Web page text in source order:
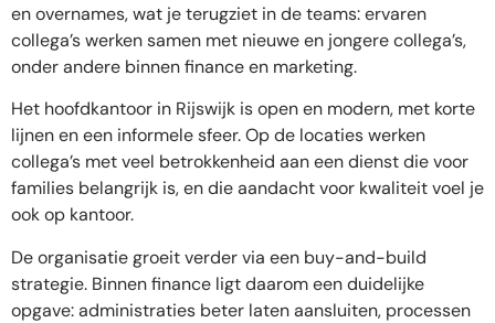
en overnames, wat je terugziet in de teams: ervaren
collega’s werken samen met nieuwe en jongere collega’s,
onder andere binnen finance en marketing.
Het hoofdkantoor in Rijswijk is open en modern, met korte
lijnen en een informele sfeer. Op de locaties werken
collega’s met veel betrokkenheid aan een dienst die voor
families belangrijk is, en die aandacht voor kwaliteit voel je
ook op kantoor.
De organisatie groeit verder via een buy-and-build
strategie. Binnen finance ligt daarom een duidelijke
opgave: administraties beter laten aansluiten, processen